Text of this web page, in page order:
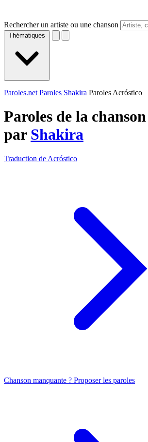
Rechercher un artiste ou une chanson
Thématiques
Paroles.net Paroles Shakira Paroles Acróstico
Paroles de la
par Shakira
Traduction de Acróstico
Chanson manquante ? Proposer les paroles